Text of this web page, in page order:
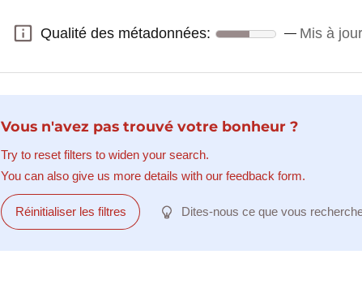
Qualité des métadonnées:
Qualité des métadonnées: Mis à
Vous n'avez pas trouvé votre bonheur ?
Try to reset filters to widen your search.
You can also give us more details with our feedback form.
Réinitialiser les filtres Dites-nous ce que vous